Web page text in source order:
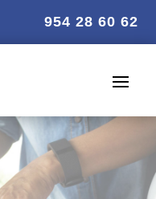
954 28 60 62